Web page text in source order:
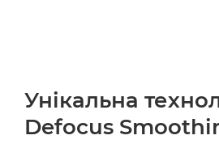
Унікальна
Defocus